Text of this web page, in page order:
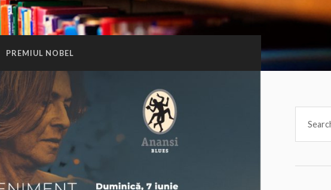
PREMIUL NOBEL